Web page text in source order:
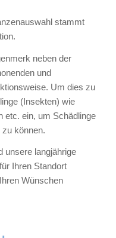
stammt
neben der
und
Um dies zu
(Insekten) wie
etc. ein, um Schädlinge
können.
unsere langjährige
Ihren Standort
Wünschen